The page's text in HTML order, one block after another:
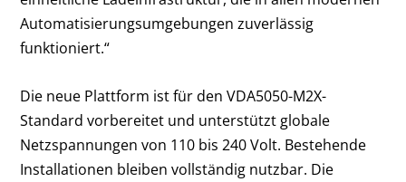
Automatisierungsumgebungen zuverlässig
funktioniert.“
Die neue Plattform ist für den VDA5050-M2X-
Standard vorbereitet und unterstützt globale
Netzspannungen von 110 bis 240 Volt. Bestehende
Installationen bleiben vollständig nutzbar. Die